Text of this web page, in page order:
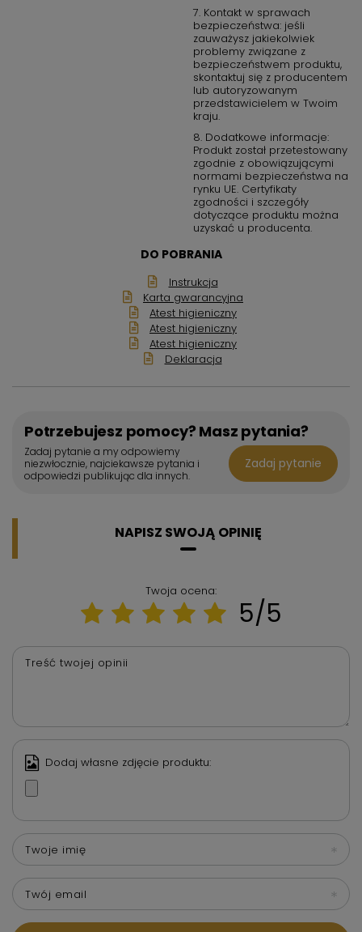
7. Kontakt w sprawach
bezpieczeństwa: jeśli
zauważysz jakiekolwiek
problemy związane z
bezpieczeństwem produktu,
skontaktuj się z producentem
lub autoryzowanym
przedstawicielem w Twoim
kraju.
8. Dodatkowe informacje:
Produkt został przetestowany
zgodnie z obowiązującymi
normami bezpieczeństwa na
rynku UE. Certyfikaty
zgodności i szczegóły
dotyczące produktu można
uzyskać u producenta.
DO POBRANIA
Instrukcja
Karta gwarancyjna
Atest higieniczny
Atest higieniczny
Atest higieniczny
Deklaracja
Potrzebujesz pomocy? Masz pytania?
Zadaj pytanie a my odpowiemy
niezwłocznie, najciekawsze pytania i
odpowiedzi publikując dla innych.
Zadaj pytanie
NAPISZ SWOJĄ OPINIĘ
Twoja ocena:
5/5
Treść twojej opinii
Dodaj własne zdjęcie produktu:
Twoje imię
Twój email